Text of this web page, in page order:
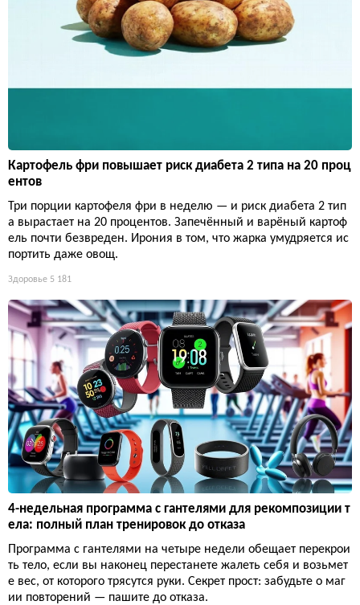
Картофель фри повышает риск диабета 2 типа на 20 проц
ентов
Три порции картофеля фри в неделю — и риск диабета 2 тип
а вырастает на 20 процентов. Запечённый и варёный картоф
ель почти безвреден. Ирония в том, что жарка умудряется ис
портить даже овощ.
Здоровье 5 181
4-недельная программа с гантелями для рекомпозиции т
ела: полный план тренировок до отказа
Программа с гантелями на четыре недели обещает перекрои
ть тело, если вы наконец перестанете жалеть себя и возьмет
е вес, от которого трясутся руки. Секрет прост: забудьте о маг
ии повторений — пашите до отказа.